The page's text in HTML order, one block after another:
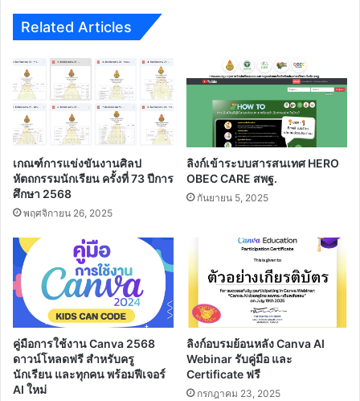
Related Articles
เกณฑ์การแข่งขันงานศิลป
หัตถกรรมนักเรียน ครั้งที่ 73 ปีการ
ศึกษา 2568
พฤศจิกายน 26, 2025
ลิงก์เข้าระบบสารสนเทศ HERO
OBEC CARE สพฐ.
กันยายน 5, 2025
คู่มือการใช้งาน Canva 2568
ดาวน์โหลดฟรี สำหรับครู
นักเรียน และทุกคน พร้อมฟีเจอร์
AI ใหม่
ลิงก์อบรมย้อนหลัง Canva AI
Webinar รับคู่มือ และ
Certificate ฟรี
กรกฎาคม 23, 2025